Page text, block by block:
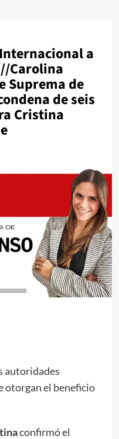
a
Carolina
Suprema de
de seis
Cristina
autoridades
otorgan el beneficio
confirmó el